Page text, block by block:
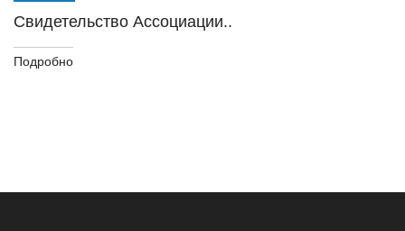
Свидетельство Ассоциации..
Подробно